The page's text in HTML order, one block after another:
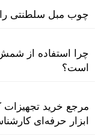
چوب مبل سلطنتی را
چرا استفاده از شمش
است؟
مرجع خرید تجهیزات
ابزار حرفه‌ای